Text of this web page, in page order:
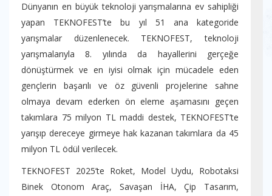
Dünyanın en büyük teknoloji yarışmalarına ev sahipliği
yapan TEKNOFEST’te bu yıl 51 ana kategoride
yarışmalar düzenlenecek. TEKNOFEST, teknoloji
yarışmalarıyla 8. yılında da hayallerini gerçeğe
dönüştürmek ve en iyisi olmak için mücadele eden
gençlerin başarılı ve öz güvenli projelerine sahne
olmaya devam ederken ön eleme aşamasını geçen
takımlara 75 milyon TL maddi destek, TEKNOFEST’te
yarışıp dereceye girmeye hak kazanan takımlara da 45
milyon TL ödül verilecek.
TEKNOFEST 2025’te Roket, Model Uydu, Robotaksi
Binek Otonom Araç, Savaşan İHA, Çip Tasarım,